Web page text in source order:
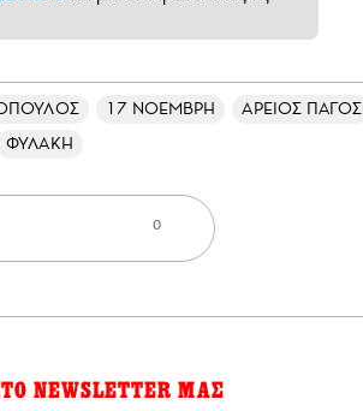
17 ΝΟΕΜΒΡΗ
ΑΡΕΙΟΣ ΠΑΓΟΣ
ΦΥΛΑΚΗ
0
NEWSLETTER ΜΑΣ